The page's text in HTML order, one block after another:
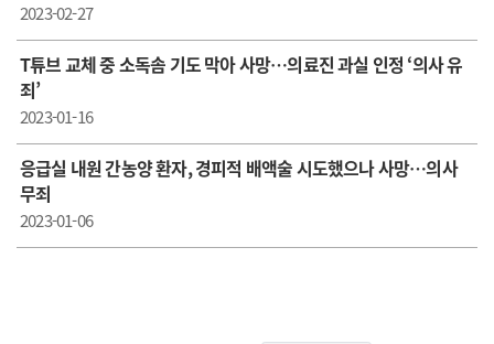
2023-02-27
T튜브 교체 중 소독솜 기도 막아 사망…의료진 과실 인정 ‘의사 유
죄’
2023-01-16
응급실 내원 간농양 환자, 경피적 배액술 시도했으나 사망…의사
무죄
2023-01-06